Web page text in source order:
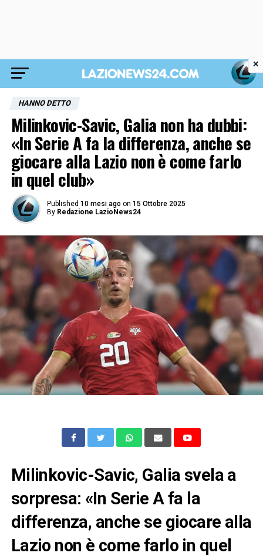
HANNO DETTO
Milinkovic-Savic, Galia non ha dubbi:
«In Serie A fa la differenza, anche se
giocare alla Lazio non è come farlo
in quel club»
Published 10 mesi ago on 15 Ottobre 2025
By Redazione LazioNews24
Milinkovic-Savic, Galia svela a
sorpresa: «In Serie A fa la
differenza, anche se giocare alla
Lazio non è come farlo in quel
×